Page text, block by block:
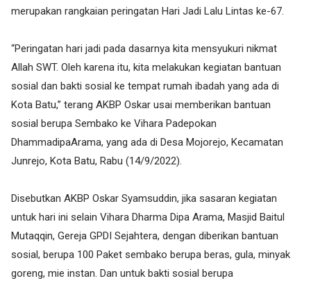
merupakan rangkaian peringatan Hari Jadi Lalu Lintas ke-67.
“Peringatan hari jadi pada dasarnya kita mensyukuri nikmat
Allah SWT. Oleh karena itu, kita melakukan kegiatan bantuan
sosial dan bakti sosial ke tempat rumah ibadah yang ada di
Kota Batu,” terang AKBP Oskar usai memberikan bantuan
sosial berupa Sembako ke Vihara Padepokan
DhammadipaArama, yang ada di Desa Mojorejo, Kecamatan
Junrejo, Kota Batu, Rabu (14/9/2022).
Disebutkan AKBP Oskar Syamsuddin, jika sasaran kegiatan
untuk hari ini selain Vihara Dharma Dipa Arama, Masjid Baitul
Mutaqqin, Gereja GPDI Sejahtera, dengan diberikan bantuan
sosial, berupa 100 Paket sembako berupa beras, gula, minyak
goreng, mie instan. Dan untuk bakti sosial berupa